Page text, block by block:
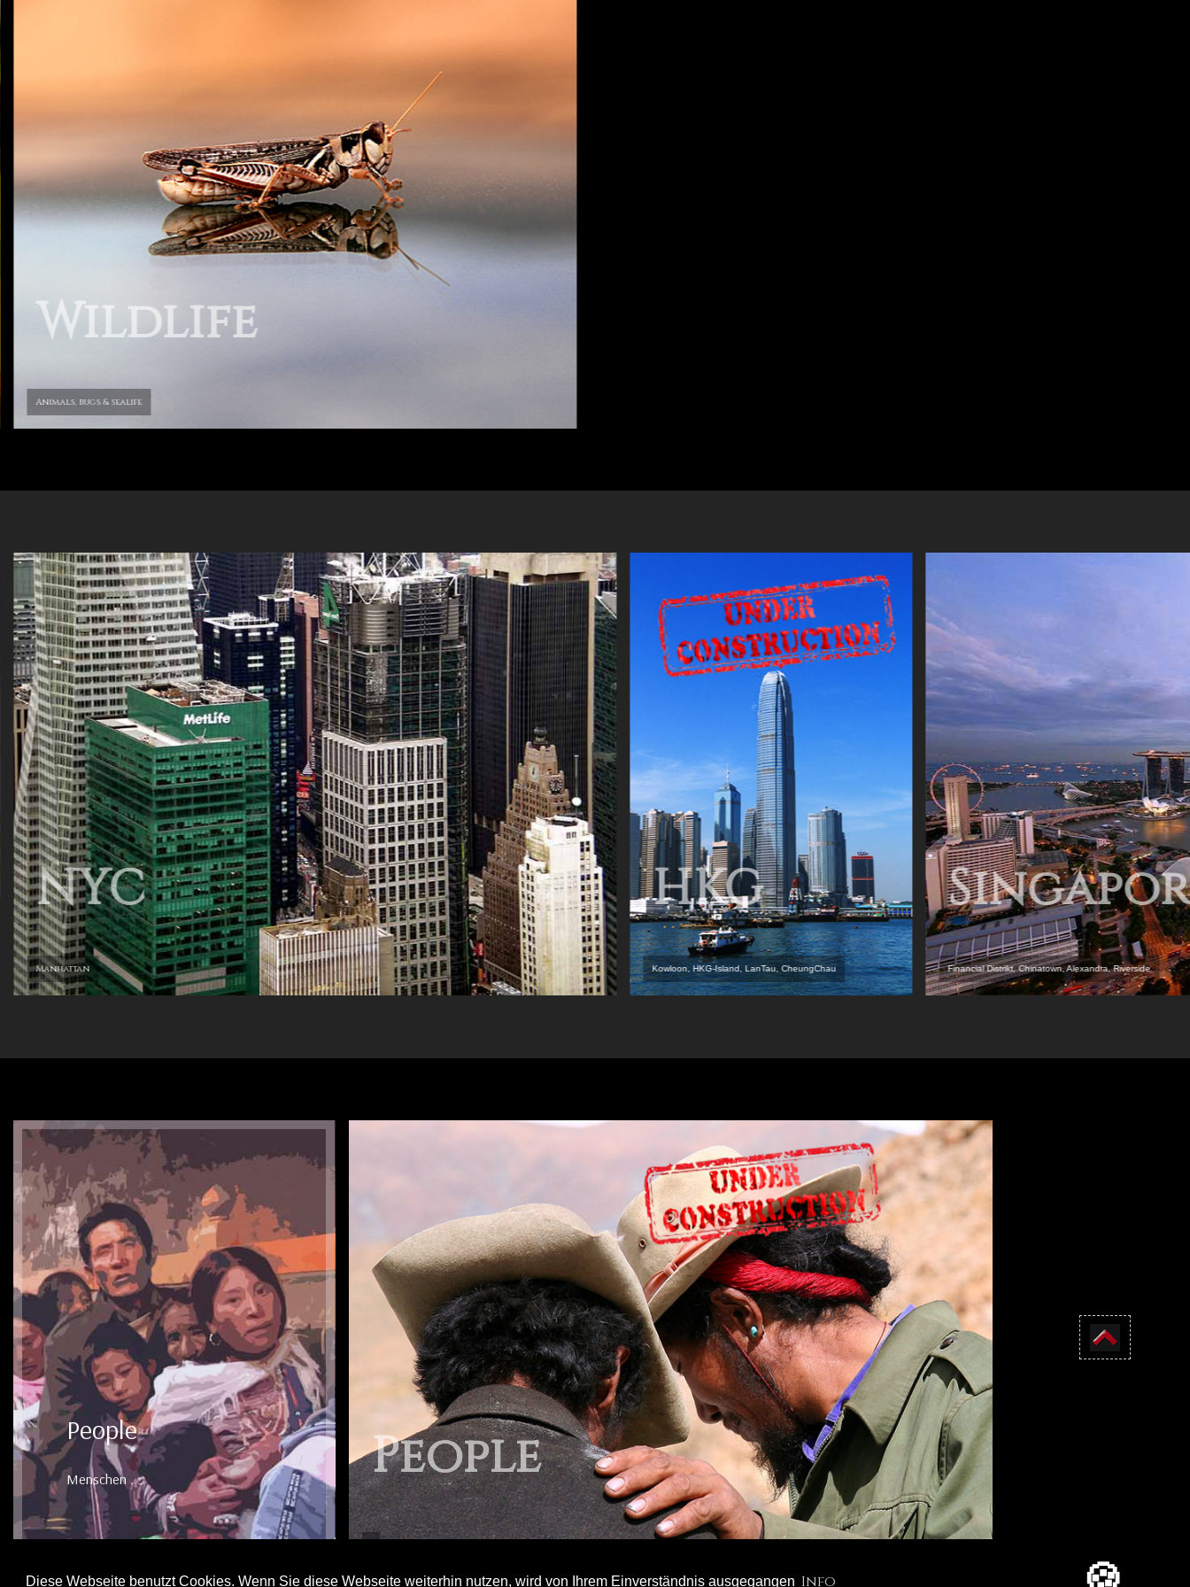
Diese Webseite benutzt Cookies. Wenn Sie diese Webseite weiterhin nutzen, wird von Ihrem Einverständnis ausgegangen Info
Wildlife
Animals, bugs & sealife
NYC
Manhattan
HKG
Kowloon, HKG-Island, LanTau, CheungChau Financial Distrikt, Chinatown, Alexandra, Riverside
People
Menschen ... People